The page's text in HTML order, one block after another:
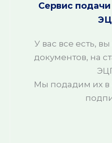
Сервис
У вас все есть,
документов, на
Мы подадим их в